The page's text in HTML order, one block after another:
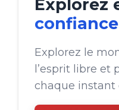
Explorez
confiance
Explorez le
l’esprit libre et
chaque instant